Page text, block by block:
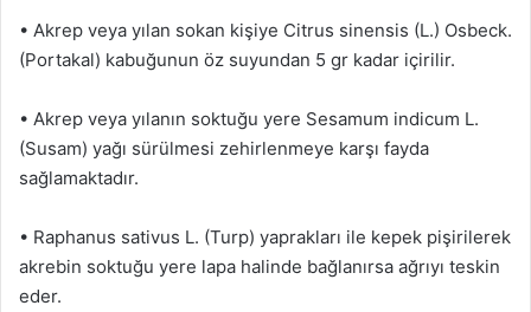
• Akrep veya yılan sokan kişiye Citrus sinensis (L.) Osbeck.
(Portakal) kabuğunun öz suyundan 5 gr kadar içirilir.
• Akrep veya yılanın soktuğu yere Sesamum indicum L.
(Susam) yağı sürülmesi zehirlenmeye karşı fayda
sağlamaktadır.
• Raphanus sativus L. (Turp) yaprakları ile kepek pişirilerek
akrebin soktuğu yere lapa halinde bağlanırsa ağrıyı teskin
eder.